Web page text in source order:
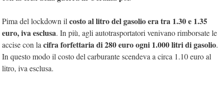
Pima del lockdown il costo al litro del gasolio era tra 1.30 e 1.35
euro, iva esclusa. In più, agli autotrasportatori venivano rimborsate le
accise con la cifra forfettaria di 280 euro ogni 1.000 litri di gasolio.
In questo modo il costo del carburante scendeva a circa 1.10 euro al
litro, iva esclusa.